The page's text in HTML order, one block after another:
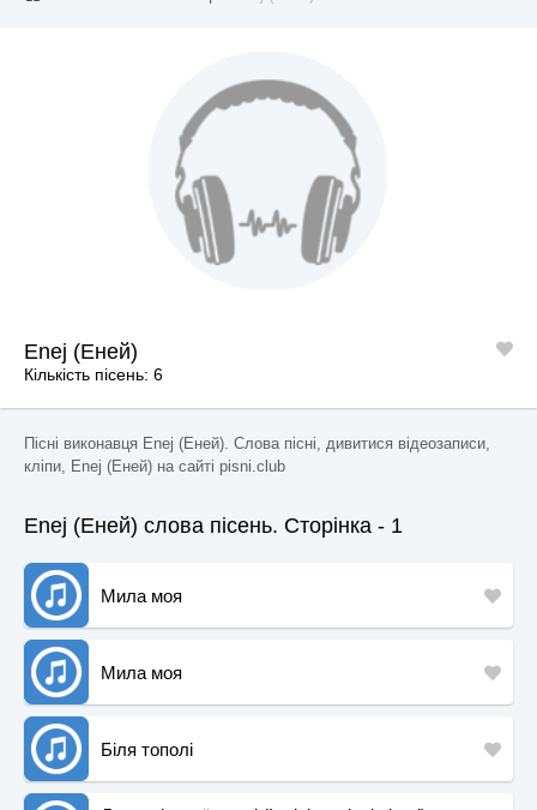
Enej (Еней)
Кількість пісень: 6
Пісні виконавця Enej (Еней). Слова пісні, дивитися відеозаписи,
кліпи, Enej (Еней) на сайті pisni.club
Enej (Еней) слова пісень. Сторінка - 1
Мила моя
Мила моя
Біля тополі